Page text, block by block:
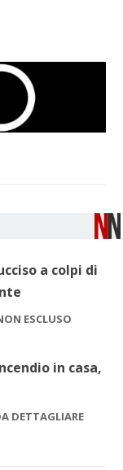
a colpi di
ESCLUSO
in casa,
DETTAGLIARE